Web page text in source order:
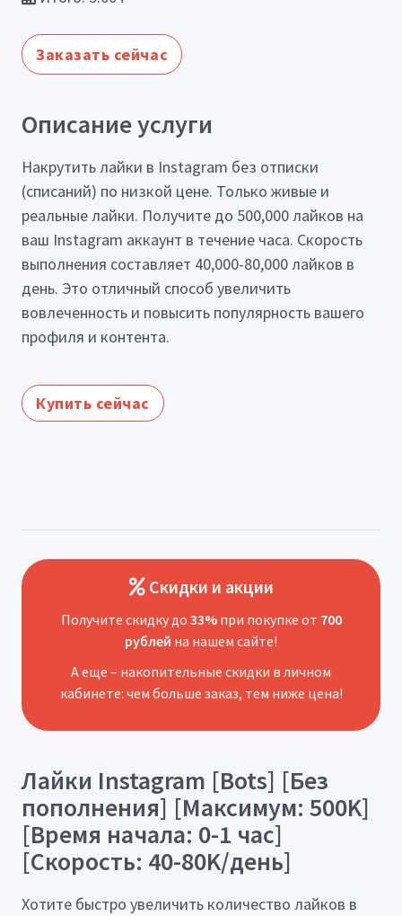
Заказать сейчас
Описание услуги
Накрутить лайки в Instagram без отписки
(списаний) по низкой цене. Только живые и
реальные лайки. Получите до 500,000 лайков на
ваш Instagram аккаунт в течение часа. Скорость
выполнения составляет 40,000-80,000 лайков в
день. Это отличный способ увеличить
вовлеченность и повысить популярность вашего
профиля и контента.
Купить сейчас
Скидки и акции
Получите скидку до 33%при покупке от 700
рублей на нашем сайте!
А еще – накопительные скидки в личном
кабинете: чем больше заказ, тем ниже цена!
Лайки Instagram [Bots] [Без
пополнения] [Максимум: 500K]
[Время начала: 0-1 час]
[Скорость: 40-80K/день]
Хотите быстро увеличить количество лайков в